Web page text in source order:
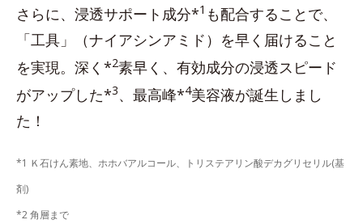
さらに、浸透サポート成分*1 も配合することで、
「工具」（ナイアシンアミド）を早く届けること
を実現。深く*2素早く、有効成分の浸透スピード
がアップした*3、最高峰*4美容液が誕生しまし
た！
*1 Ｋ石けん素地、ホホバアルコール、トリステアリン酸デカグリセリル(基
剤)
*2 角層まで